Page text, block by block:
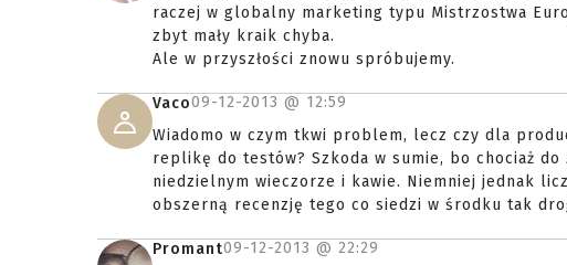
raczej w globalny marketing typu Mistrzostwa
zbyt mały kraik chyba.
Ale w przyszłości znowu spróbujemy.
Vaco09-12-2013 @ 12:59
Wiadomo w czym tkwi problem, lecz czy dla
replikę do testów? Szkoda w sumie, bo chociaż
niedzielnym wieczorze i kawie. Niemniej jednak
obszerną recenzję tego co siedzi w środku tak
Promant09-12-2013 @ 22:29